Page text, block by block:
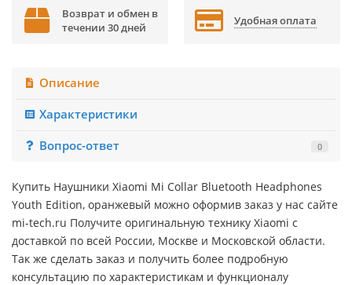
Возврат и обмен в
течении 30 дней
Удобная оплата
Описание
Характеристики
Вопрос-ответ
0
Купить Наушники Xiaomi Mi Collar Bluetooth Headphones
Youth Edition, оранжевый можно оформив заказ у нас сайте
mi-tech.ru Получите оригинальную технику Xiaomi с
доставкой по всей России, Москве и Московской области.
Так же сделать заказ и получить более подробную
консультацию по характеристикам и функционалу